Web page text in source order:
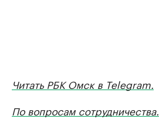
Читать РБК Омск в Telegram.
По вопросам сотрудничества.